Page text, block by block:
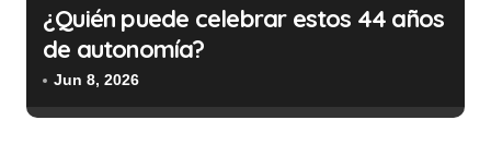
¿Quién puede celebrar estos 44 años
de autonomía?
Jun 8, 2026